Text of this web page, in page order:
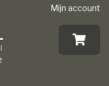
Mijn account